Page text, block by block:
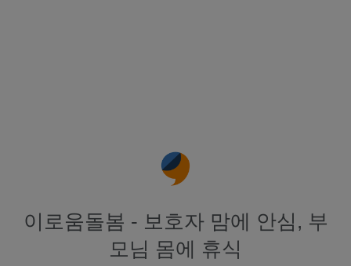
이로움돌봄 - 보호자 맘에 안심, 부
모님 몸에 휴식